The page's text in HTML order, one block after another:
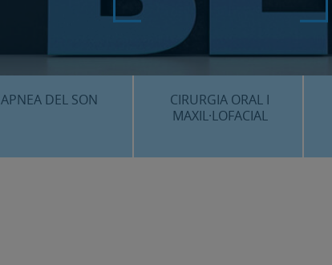
APNEA DEL SON
CIRURGIA ORAL I
MAXIL·LOFACIAL